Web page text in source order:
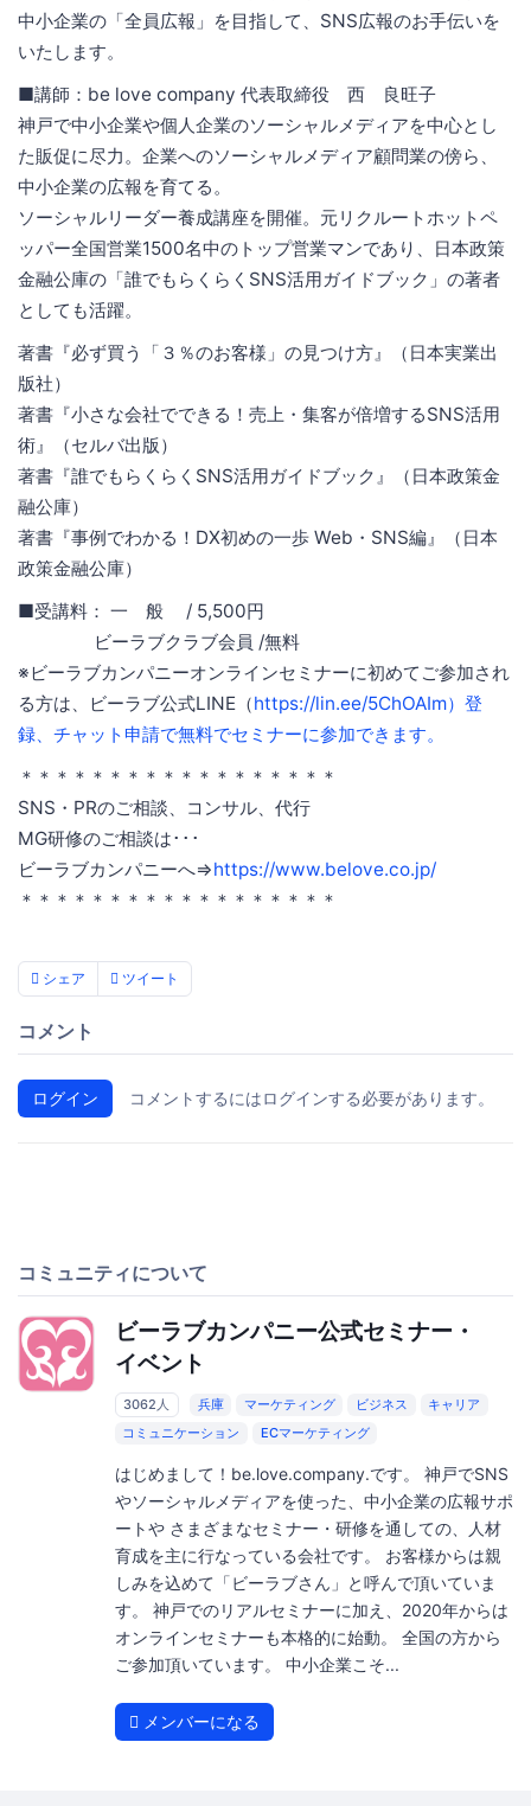
中小企業の「全員広報」を目指して、SNS広報のお手伝いを
いたします。
■講師：be love company 代表取締役 西 良旺子
神戸で中小企業や個人企業のソーシャルメディアを中心とし
た販促に尽力。企業へのソーシャルメディア顧問業の傍ら、
中小企業の広報を育てる。
ソーシャルリーダー養成講座を開催。元リクルートホットペ
ッパー全国営業1500名中のトップ営業マンであり、日本政策
金融公庫の「誰でもらくらくSNS活用ガイドブック」の著者
としても活躍。
著書『必ず買う「３％のお客様」の見つけ方』（日本実業出
版社）
著書『小さな会社でできる！売上・集客が倍増するSNS活用
術』（セルバ出版）
著書『誰でもらくらくSNS活用ガイドブック』（日本政策金
融公庫）
著書『事例でわかる！DX初めの一歩 Web・SNS編』（日本
政策金融公庫）
■受講料： 一 般 / 5,500円
ビーラブクラブ会員 /無料
※ビーラブカンパニーオンラインセミナーに初めてご参加され
る方は、ビーラブ公式LINE（https://lin.ee/5ChOAIm）登
録、チャット申請で無料でセミナーに参加できます。
＊＊＊＊＊＊＊＊＊＊＊＊＊＊＊＊＊＊
SNS・PRのご相談、コンサル、代行
MG研修のご相談は･･･
ビーラブカンパニーへ⇒https://www.belove.co.jp/
＊＊＊＊＊＊＊＊＊＊＊＊＊＊＊＊＊＊
シェア ツイート
コメント
ログイン コメントするにはログインする必要があります。
コミュニティについて
ビーラブカンパニー公式セミナー・
イベント
3062人 兵庫 マーケティング ビジネス
キャリア
コミュニケーション
ECマーケティング
はじめまして！be.love.company.です。 神戸でSNS
やソーシャルメディアを使った、中小企業の広報サポ
ートや さまざまなセミナー・研修を通しての、人材
育成を主に行なっている会社です。 お客様からは親
しみを込めて「ビーラブさん」と呼んで頂いていま
す。 神戸でのリアルセミナーに加え、2020年からは
オンラインセミナーも本格的に始動。 全国の方から
ご参加頂いています。 中小企業こそ...
メンバーになる